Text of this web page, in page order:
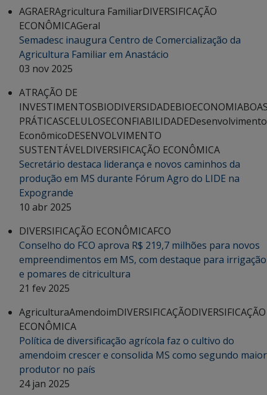
AGRAERAgricultura FamiliarDIVERSIFICAÇÃO
ECONÔMICAGeral
Semadesc inaugura Centro de Comercialização da
Agricultura Familiar em Anastácio
03 nov 2025
ATRAÇÃO DE
INVESTIMENTOSBIODIVERSIDADEBIOECONOMIA
PRÁTICASCELULOSECONFIABILIDADEDesenvolvimento
EconômicoDESENVOLVIMENTO
SUSTENTÁVELDIVERSIFICAÇÃO ECONÔMICA
Secretário destaca liderança e novos caminhos da
produção em MS durante Fórum Agro do LIDE na
Expogrande
10 abr 2025
DIVERSIFICAÇÃO ECONÔMICAFCO
Conselho do FCO aprova R$ 219,7 milhões para novos
empreendimentos em MS, com destaque para irrigação
e pomares de citricultura
21 fev 2025
AgriculturaAmendoimDIVERSIFICAÇÃODIVERSIFICAÇÃO
ECONÔMICA
Política de diversificação agrícola faz o cultivo do
amendoim crescer e consolida MS como segundo maior
produtor no país
24 jan 2025